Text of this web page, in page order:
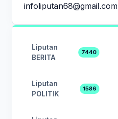
infoliputan68@gmail.com
Liputan
BERITA
7440
Liputan
POLITIK
1586